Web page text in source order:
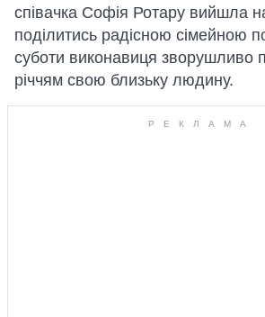
співачка Софія Ротару вийшла
поділитись радісною сімейною
суботи виконавиця зворушливо
річчям свою близьку людину.